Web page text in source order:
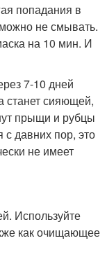
попадания в
не смывать.
на 10 мин. И
7-10 дней
станет сияющей,
прыщи и рубцы
давних пор, это
не имеет
Используйте
как очищающее